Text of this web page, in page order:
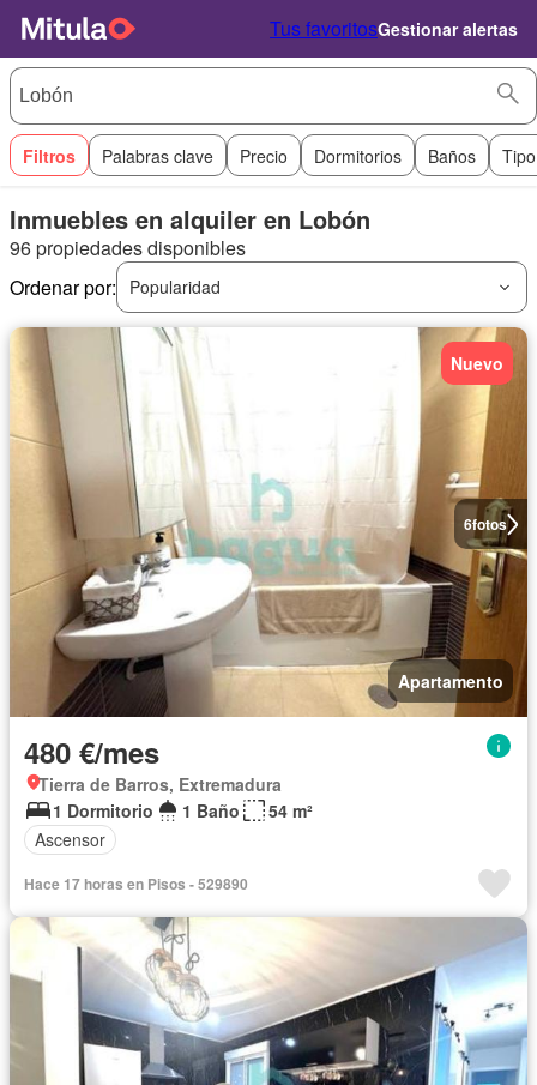
Tus favoritosGestionar alertas
Filtros Palabras clave Precio Dormitorios Baños
Inmuebles en alquiler en Lobón
96 propiedades disponibles
Ordenar por:
Popularidad
6fotos
Nuevo
Apartamento
480 €/mes
Tierra de Barros, Extremadura
1 Dormitorio
1 Baño
54 m²
Ascensor
Hace 17 horas en Pisos - 529890